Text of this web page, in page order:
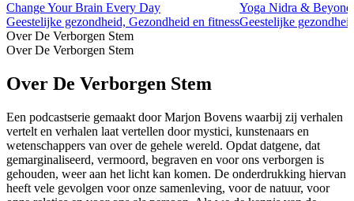
Change Your Brain Every Day
Geestelijke gezondheid, Gezondheid en fitness
Yoga Nidra &
Geestelijke
Over De Verborgen Stem
Over De Verborgen Stem
Over De Verborgen Stem
Een podcastserie gemaakt door Marjon Bovens waarbij zij verhalen
vertelt en verhalen laat vertellen door mystici, kunstenaars en
wetenschappers van over de gehele wereld. Opdat datgene, dat
gemarginaliseerd, vermoord, begraven en voor ons verborgen is
gehouden, weer aan het licht kan komen. De onderdrukking hiervan
heeft vele gevolgen voor onze samenleving, voor de natuur, voor